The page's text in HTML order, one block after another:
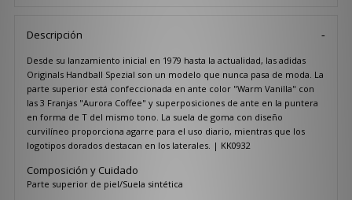
Descripción
Desde su lanzamiento inicial en 1979 hasta la actualidad, las adidas
Originals Handball Spezial son un modelo que nunca pasa de moda. La
parte superior está confeccionada en ante color "Warm Vanilla" con
las 3 Franjas "Aurora Coffee" y superposiciones de ante en la puntera
en forma de T del mismo tono. La suela de goma con diseño
curvilíneo proporciona agarre para el uso diario, mientras que los
logotipos dorados destacan en los laterales. | KK0932
Composición y Cuidado
Parte superior de piel/Suela sintética